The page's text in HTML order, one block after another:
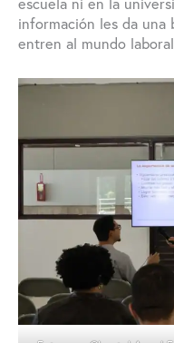
escuela ni en la
información les da una
entren al mundo